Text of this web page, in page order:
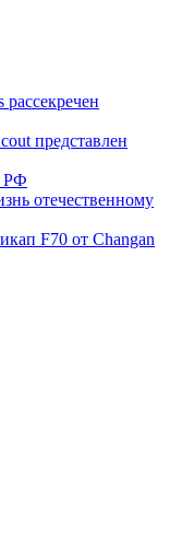
представлен
РФ
отечественному
F70 от Changan